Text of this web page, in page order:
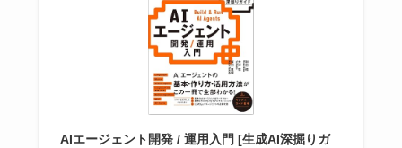
AIエージェント開発 / 運用入門 [生成AI深掘りガ